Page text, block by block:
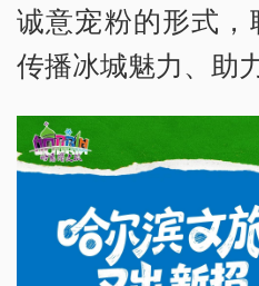
诚意宠粉的形式
传播冰城魅力、助